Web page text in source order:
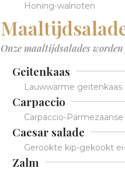
Honing-walnoten
Onze maaltijdsalades
Geitenkaas
Lauwwarme
Carpaccio
Carpaccio-
Caesar salade
Gerookte kip-gekookt
Zalm